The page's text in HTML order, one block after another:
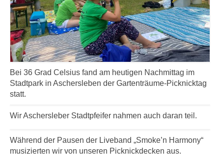
Bei 36 Grad Celsius fand am heutigen Nachmittag im
Stadtpark in Aschersleben der Gartenträume-Picknicktag
statt.
Wir Aschersleber Stadtpfeifer nahmen auch daran teil.
Während der Pausen der Liveband „Smoke’n Harmony“
musizierten wir von unseren Picknickdecken aus.